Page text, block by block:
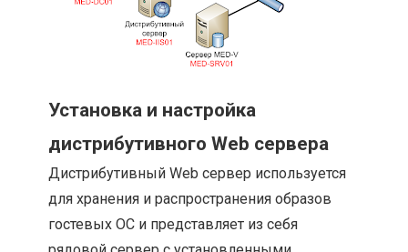
Установка и настройка
дистрибутивного Web сервера
Дистрибутивный Web сервер используется
для хранения и распространения образов
гостевых ОС и представляет из себя